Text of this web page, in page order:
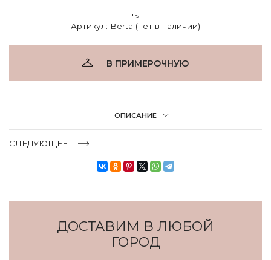
">
Артикул: Berta (нет в наличии)
В ПРИМЕРОЧНУЮ
ОПИСАНИЕ
СЛЕДУЮЩЕЕ
ДОСТАВИМ В ЛЮБОЙ
ГОРОД